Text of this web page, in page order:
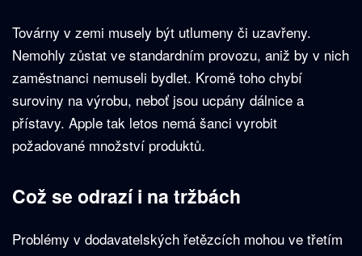
Továrny v zemi musely být utlumeny či uzavřeny.
Nemohly zůstat ve standardním provozu, aniž by v nich
zaměstnanci nemuseli bydlet. Kromě toho chybí
suroviny na výrobu, neboť jsou ucpány dálnice a
přístavy. Apple tak letos nemá šanci vyrobit
požadované množství produktů.
Což se odrazí i na tržbách
Problémy v dodavatelských řetězcích mohou ve třetím